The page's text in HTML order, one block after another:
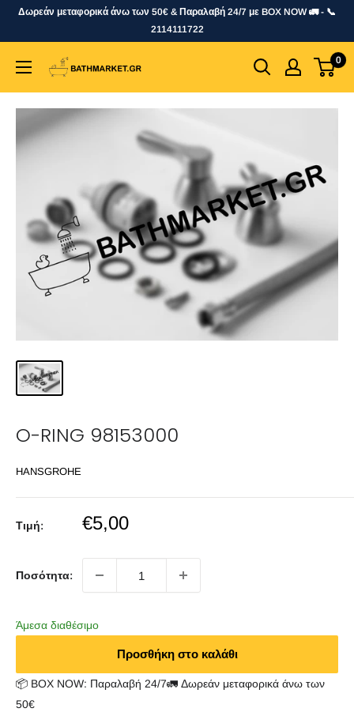
SkipΔωρεάν μεταφορικά άνω των 50€ & Παραλαβή 24/7 με BOX NOW 🚛 - 📞
2114111722
bathmarket.gr 0
O-RING 98153000
HANSGROHE
Τιμή:
Sale
€5,00
Ποσότητα:
Άμεσα διαθέσιμο
Προσθήκη στο καλάθι
📦 BOX NOW: Παραλαβή 24/7🚛 Δωρεάν μεταφορικά άνω των
50€